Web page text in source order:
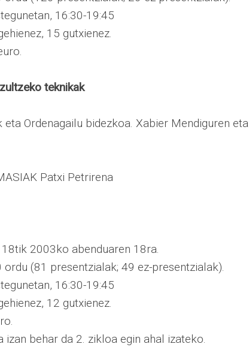
16:30-19:45
15 gutxienez.
teknikak
eta Ordenagailu bidezkoa. Xabier Mendiguren eta
Patxi Petrirena
2003ko abenduaren 18ra.
(81 presentzialak; 49 ez-presentzialak).
16:30-19:45
12 gutxienez.
izan behar da 2. zikloa egin ahal izateko.